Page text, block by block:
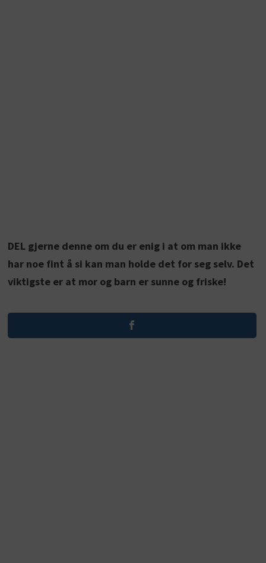
DEL gjerne denne om du er enig i at om man ikke
har noe fint å si kan man holde det for seg selv. Det
viktigste er at mor og barn er sunne og friske!